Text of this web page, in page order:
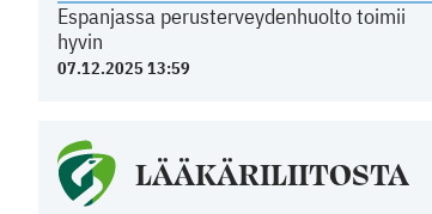
Espanjassa perusterveydenhuolto toimii
hyvin
07.12.2025 13:59
LÄÄKÄRILIITOSTA